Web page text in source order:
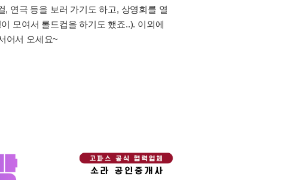
연극 등을 보러 가기도 하고, 상영회를 열
모여서 롤드컵을 하기도 했죠..). 이외에
어서 오세요~